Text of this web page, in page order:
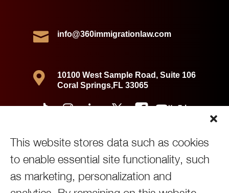
This website stores data such as cookies
to enable essential site functionality, such
as marketing, personalization and
 info@360immigrationlaw.com

10100 West Sample Road, Suite 106
Coral Springs,FL 33065